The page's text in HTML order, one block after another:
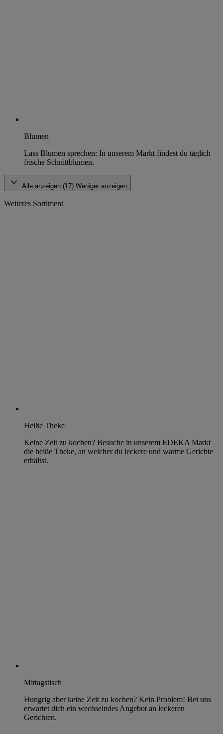
Blumen
Lass Blumen sprechen: In unserem Markt findest du täglich
frische Schnittblumen.
Alle anzeigen (17) Weniger anzeigen
Weiteres Sortiment
Heiße Theke
Keine Zeit zu kochen? Besuche in unserem EDEKA Markt
die heiße Theke, an welcher du leckere und warme Gerichte
erhältst.
Mittagstisch
Hungrig aber keine Zeit zu kochen? Kein Problem! Bei uns
erwartet dich ein wechselndes Angebot an leckeren
Gerichten.